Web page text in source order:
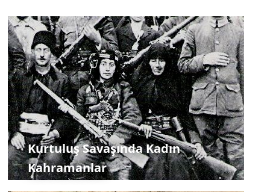
Kurtuluş Savaşında Kadın
Kahramanlar